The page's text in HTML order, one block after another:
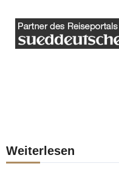
Weiterlesen